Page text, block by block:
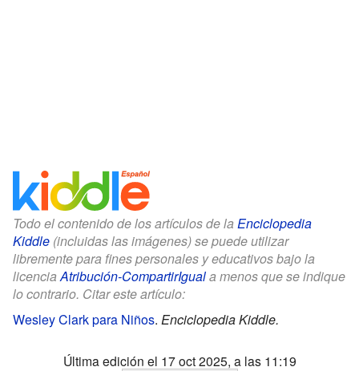
Todo el contenido de los artículos de la Enciclopedia
Kiddle (incluidas las imágenes) se puede utilizar
libremente para fines personales y educativos bajo la
licenciaAtribución-CompartirIguala menos que se indique
lo contrario. Citar este artículo:
Wesley Clark para Niños. Enciclopedia Kiddle.
Última edición el 17 oct 2025, a las 11:19